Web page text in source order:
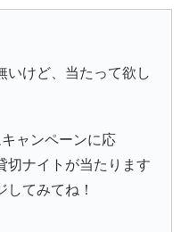
いけど、当たって欲し
ャンペーンに応
切ナイトが当たります
てみてね！